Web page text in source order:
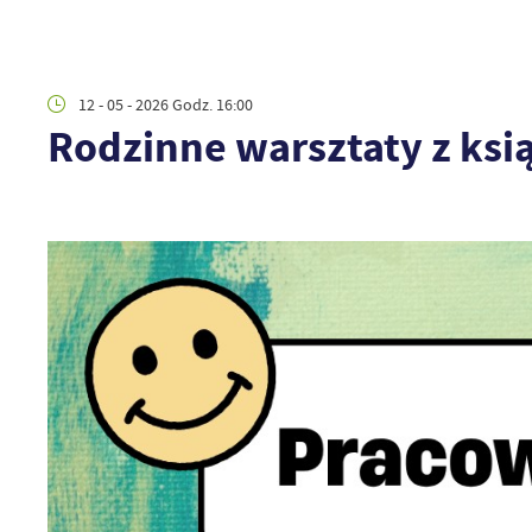
12 - 05 - 2026 Godz. 16:00
Rodzinne warsztaty z